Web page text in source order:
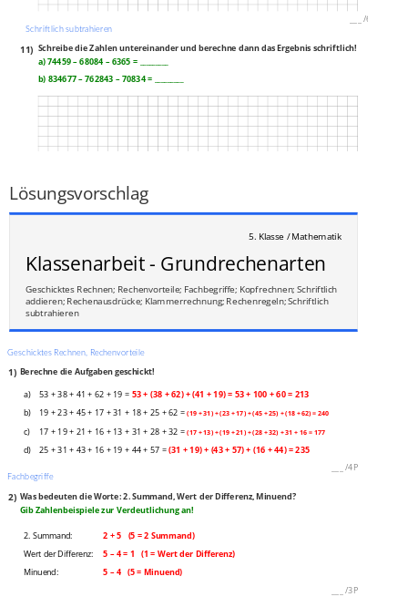
/6P
Schriftlich subtrahieren
11) Schreibe die Zahlen untereinander und berechne dann das Ergebnis schriftlich!
a) 74459 – 68084 – 6365 = _________
b) 834677 – 762843 – 70834 = _________
Lösungsvorschlag
5. Klasse / Mathematik
Klassenarbeit - Grundrechenarten
Geschicktes Rechnen; Rechenvorteile; Fachbegriffe; Kopfrechnen; Schriftlich
addieren; Rechenausdrücke; Klammerrechnung; Rechenregeln; Schriftlich
subtrahieren
Geschicktes Rechnen, Rechenvorteile
1) Berechne die Aufgaben geschickt!
a) 53 + 38 + 41 + 62 + 19 = 53 + (38 + 62) + (41 + 19) = 53 + 100 + 60 = 213
b) 19 + 23 + 45 + 17 + 31 + 18 + 25 + 62 =(19 + 31) + (23 + 17) + (45 + 25) + (18 + 62) = 240
c) 17 + 19 + 21 + 16 + 13 + 31 + 28 + 32 =(17 + 13) + (19 + 21) + (28 + 32) + 31 + 16 = 177
d) 25 + 31 + 43 + 16 + 19 + 44 + 57 =(31 + 19) + (43 + 57) + (16 + 44) = 235
/4P
Fachbegriffe
2) Was bedeuten die Worte: 2. Summand, Wert der Differenz, Minuend?
Gib Zahlenbeispiele zur Verdeutlichung an!
2. Summand:
2 + 5 (5 = 2 Summand)
Wert der Differenz:
5 – 4 = 1 (1 = Wert der Differenz)
Minuend: 5 – 4 (5 = Minuend)
/3P